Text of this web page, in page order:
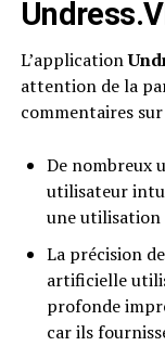
L’application
attention de la
commentaires
De nombreux
utilisateur
une utilisation
La précision
artificielle
profonde
car ils